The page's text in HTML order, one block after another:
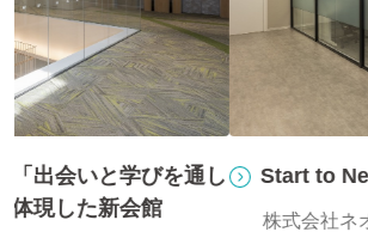
Start to Neo Office
株式会社ネオシステム様(東京都)